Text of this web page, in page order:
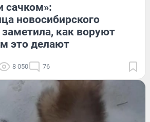
сачком»:
новосибирского
как воруют
это делают
8 050 76